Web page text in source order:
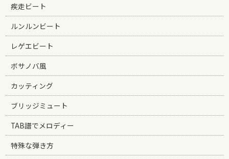
疾走ビート
ルンルンビート
レゲエビート
ボサノバ風
カッティング
ブリッジミュート
TAB譜でメロディー
特殊な弾き方